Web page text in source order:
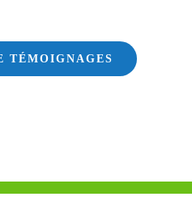
TÉMOIGNAGES